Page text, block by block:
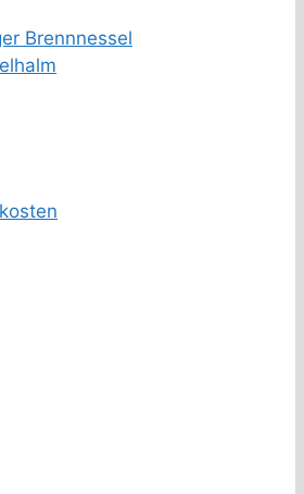
Brennnessel